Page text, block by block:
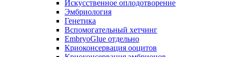
Искусственное оплодотворение
Эмбриология
Генетика
Вспомогательный хетчинг
EmbryoGlue отдельно
Криоконсервация ооцитов